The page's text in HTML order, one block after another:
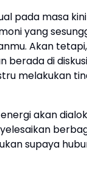
pada masa
yang
Akan
berada di
melakukan
akan
supaya